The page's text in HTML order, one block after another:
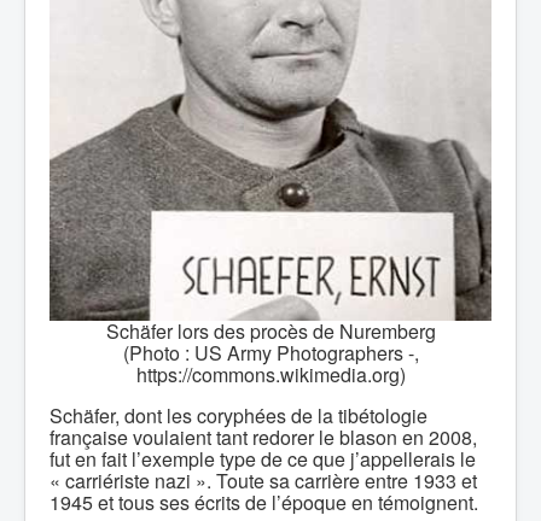
Schäfer lors des procès de Nuremberg
(Photo : US Army Photographers -,
https://commons.wikimedia.org)
Schäfer, dont les coryphées de la tibétologie
française voulaient tant redorer le blason en 2008,
fut en fait l’exemple type de ce que j’appellerais le
« carriériste nazi ». Toute sa carrière entre 1933 et
1945 et tous ses écrits de l’époque en témoignent.